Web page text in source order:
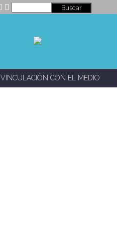
VINCULACIÓN CON EL MEDIO